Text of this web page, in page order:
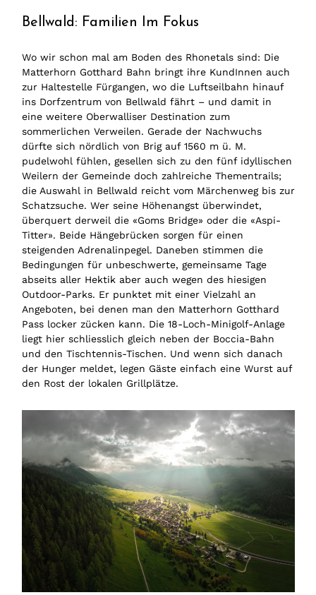
Bellwald: Familien Im Fokus
Wo wir schon mal am Boden des Rhonetals sind: Die
Matterhorn Gotthard Bahn bringt ihre KundInnen auch
zur Haltestelle Fürgangen, wo die Luftseilbahn hinauf
ins Dorfzentrum von Bellwald fährt – und damit in
eine weitere Oberwalliser Destination zum
sommerlichen Verweilen. Gerade der Nachwuchs
dürfte sich nördlich von Brig auf 1560 m ü. M.
pudelwohl fühlen, gesellen sich zu den fünf idyllischen
Weilern der Gemeinde doch zahlreiche Thementrails;
die Auswahl in Bellwald reicht vom Märchenweg bis zur
Schatzsuche. Wer seine Höhenangst überwindet,
überquert derweil die «Goms Bridge» oder die «Aspi-
Titter». Beide Hängebrücken sorgen für einen
steigenden Adrenalinpegel. Daneben stimmen die
Bedingungen für unbeschwerte, gemeinsame Tage
abseits aller Hektik aber auch wegen des hiesigen
Outdoor-Parks. Er punktet mit einer Vielzahl an
Angeboten, bei denen man den Matterhorn Gotthard
Pass locker zücken kann. Die 18-Loch-Minigolf-Anlage
liegt hier schliesslich gleich neben der Boccia-Bahn
und den Tischtennis-Tischen. Und wenn sich danach
der Hunger meldet, legen Gäste einfach eine Wurst auf
den Rost der lokalen Grillplätze.